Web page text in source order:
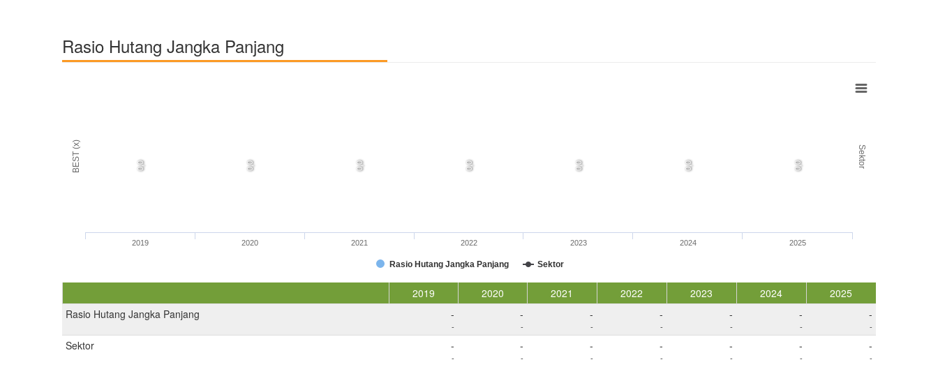
Rasio Hutang Jangka Panjang
BEST (x) Sektor
0,0 0,0 0,0 0,0 0,0 0,0 0,0
Rasio Hutang Jangka Panjang Sektor
2019 2020 2021 2022 2023 2024 2025
2019 2020 2021 2022 2023 2024
2025
Rasio Hutang Jangka Panjang
-
-
-
-
-
-
-
-
-
-
-
-
-
-
Sektor -
-
-
-
-
-
-
-
-
-
-
-
-
-